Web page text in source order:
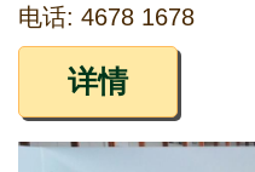
电话: 4678 1678
详情